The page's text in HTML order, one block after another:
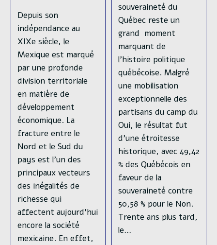
Depuis son
indépendance au
XIXe siècle, le
Mexique est marqué
par une profonde
division territoriale
en matière de
développement
économique. La
fracture entre le
Nord et le Sud du
pays est l’un des
principaux vecteurs
des inégalités de
richesse qui
affectent aujourd’hui
encore la société
mexicaine. En effet,
souveraineté du
Québec reste un
grand moment
marquant de
l'histoire politique
québécoise. Malgré
une mobilisation
exceptionnelle des
partisans du camp du
Oui, le résultat fut
d'une étroitesse
historique, avec 49,42
% des Québécois en
faveur de la
souveraineté contre
50,58 % pour le Non.
Trente ans plus tard,
le…